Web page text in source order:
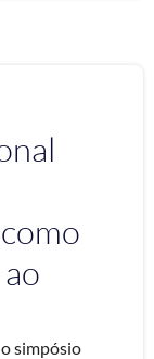
simpósio